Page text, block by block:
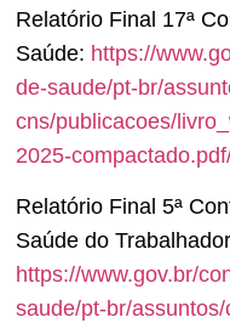
Relatório Final 17ª
Saúde: https://
de-saude/pt-br/
cns/publicacoes/
2025-
Relatório Final 5ª
Saúde do
https://www.gov.br/
saude/pt-br/